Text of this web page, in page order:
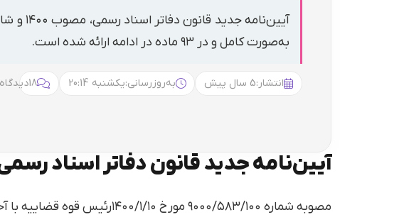
به‌صورت کامل و در ۹۳ ماده در ادامه ارائه شده است.
انتشار:5 سال پیش به‌روزرسانی:یکشنبه 20:14 18دیدگاه
آیین‌نامه جدید قانون دفاتر اسناد
مصوبه شماره ۹۰۰۰/۵۸۳/۱۰۰ مورخ ۱۴۰۰/۱/۱۰رئیس قوه قضاییه با آخرین اصلاحات